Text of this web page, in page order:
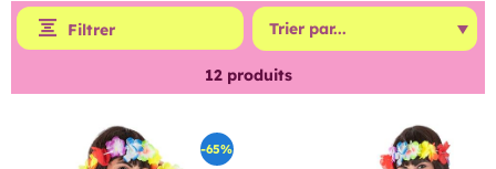
Filtrer
12produits
-65%